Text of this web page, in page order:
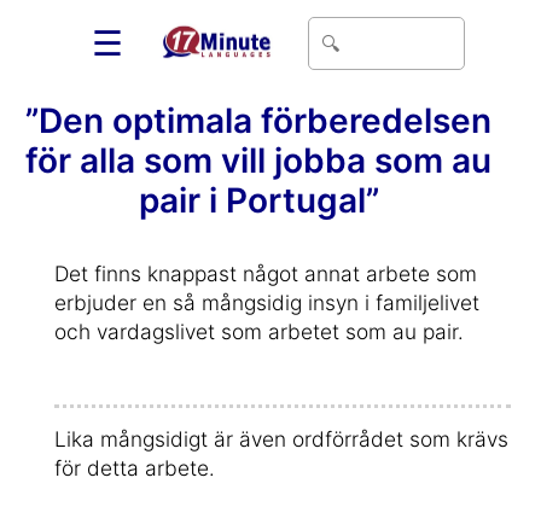
☰
”Den optimala förberedelsen
för alla som vill jobba som au
pair i Portugal”
Det finns knappast något annat arbete som
erbjuder en så mångsidig insyn i familjelivet
och vardagslivet som arbetet som au pair.
Lika mångsidigt är även ordförrådet som krävs
för detta arbete.